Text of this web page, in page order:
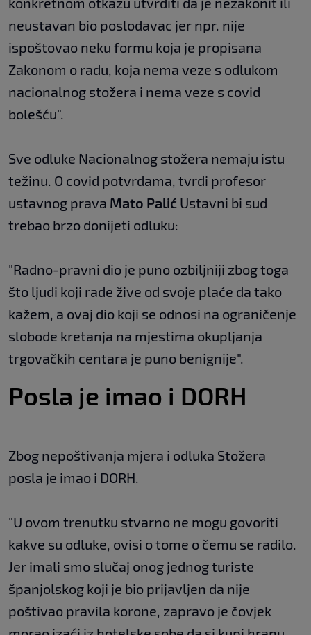
neustavan bio poslodavac jer npr. nije
ispoštovao neku formu koja je propisana
Zakonom o radu, koja nema veze s odlukom
nacionalnog stožera i nema veze s covid
bolešću".
Sve odluke Nacionalnog stožera nemaju istu
težinu. O covid potvrdama, tvrdi profesor
ustavnog prava Mato Palić Ustavni bi sud
trebao brzo donijeti odluku:
"Radno-pravni dio je puno ozbiljniji zbog toga
što ljudi koji rade žive od svoje plaće da tako
kažem, a ovaj dio koji se odnosi na ograničenje
slobode kretanja na mjestima okupljanja
trgovačkih centara je puno benignije".
Posla je imao i DORH
Zbog nepoštivanja mjera i odluka Stožera
posla je imao i DORH.
"U ovom trenutku stvarno ne mogu govoriti
kakve su odluke, ovisi o tome o čemu se radilo.
Jer imali smo slučaj onog jednog turiste
španjolskog koji je bio prijavljen da nije
poštivao pravila korone, zapravo je čovjek